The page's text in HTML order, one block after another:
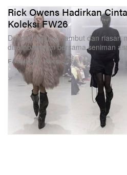
FASHION
Rick Owens Hadirkan
Koleksi FW26
Dengan tatanan rambut dan riasan
dikembangkan bersama seniman
Mar 6, 2026